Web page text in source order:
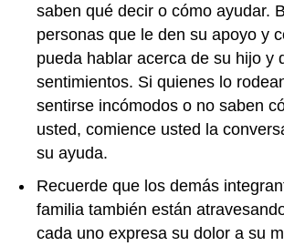
saben qué decir o cómo ayudar.
personas que le den su apoyo y
pueda hablar acerca de su hijo y
sentimientos. Si quienes lo
sentirse incómodos o no saben
usted, comience usted la
su ayuda.
Recuerde que los demás
familia también están
cada uno expresa su dolor a su